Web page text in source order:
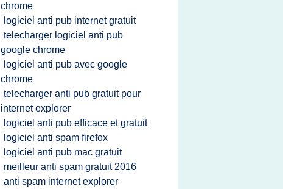
chrome
logiciel anti pub internet gratuit
telecharger logiciel anti pub
google chrome
logiciel anti pub avec google
chrome
telecharger anti pub gratuit pour
internet explorer
logiciel anti pub efficace et gratuit
logiciel anti spam firefox
logiciel anti pub mac gratuit
meilleur anti spam gratuit 2016
anti spam internet explorer